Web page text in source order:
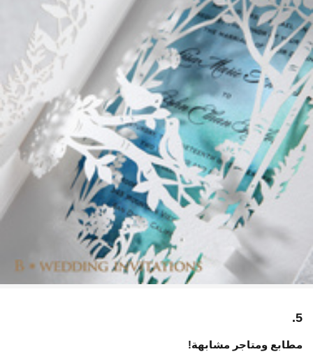
5.
مطابع ومتاجر مشابهة!